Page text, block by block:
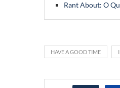
Rant About: O
HAVE A GOOD TIME